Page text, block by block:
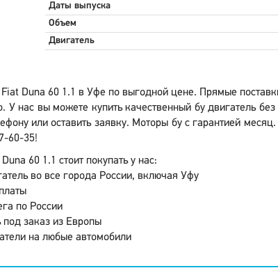
Даты выпуска
Объем
Двигатель
Fiat Duna 60 1.1 в Уфе по выгодной цене. Прямые
У нас вы можете купить качественный бу двигатель
или оставить заявку. Моторы бу с гарантией
60-35!
60 1.1 стоит покупать у нас:
во все города России, включая Уфу
по России
под заказ из Европы
на любые автомобили